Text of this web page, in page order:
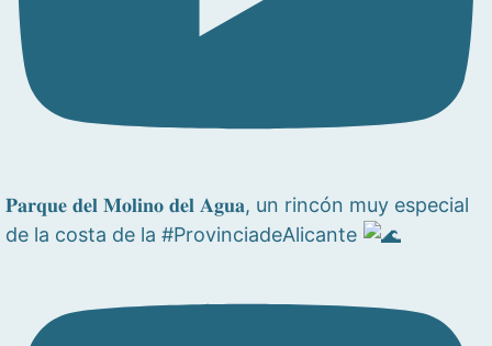
𝐏𝐚𝐫𝐪𝐮𝐞 𝐝𝐞𝐥 𝐌𝐨𝐥𝐢𝐧𝐨 𝐝𝐞𝐥 𝐀𝐠𝐮𝐚, un rincón muy especial
de la costa de la #ProvinciadeAlicante